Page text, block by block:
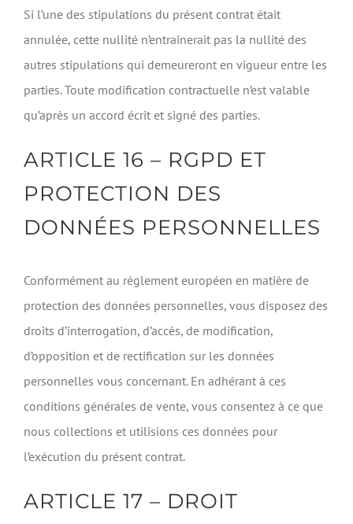
Si l’une des stipulations du présent contrat était
annulée, cette nullité n’entraînerait pas la nullité des
autres stipulations qui demeureront en vigueur entre les
parties. Toute modification contractuelle n’est valable
qu’après un accord écrit et signé des parties.
ARTICLE 16 – RGPD ET
PROTECTION DES
DONNÉES PERSONNELLES
Conformément au règlement européen en matière de
protection des données personnelles, vous disposez des
droits d’interrogation, d’accès, de modification,
d’opposition et de rectification sur les données
personnelles vous concernant. En adhérant à ces
conditions générales de vente, vous consentez à ce que
nous collections et utilisions ces données pour
l’exécution du présent contrat.
ARTICLE 17 – DROIT